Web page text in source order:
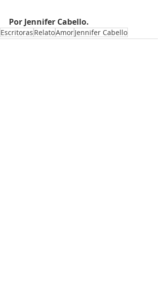
Por Jennifer Cabello.
Escritoras RelatoAmorJennifer Cabello